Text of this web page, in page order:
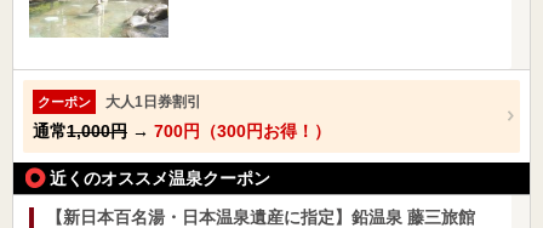
クーポン 大人1日券割引
通常1,000円 → 700円（300円お得！）
近くのオススメ温泉クーポン
【新日本百名湯・日本温泉遺産に指定】鉛温泉 藤三旅館